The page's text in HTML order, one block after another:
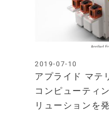
アプライド マテ
コンピューティ
リューションを
2019-07-10